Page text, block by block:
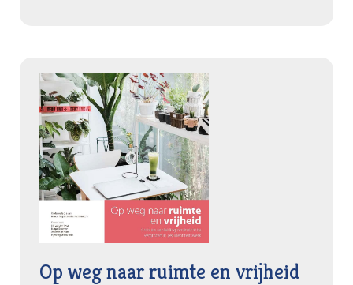
Op weg naar ruimte en vrijheid